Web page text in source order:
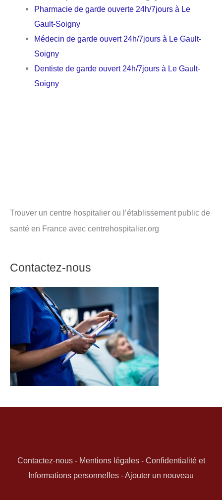
Pharmacie de garde ouverte 24h/7jours à Le
Gault-Soigny
Médecin de garde ouvert 24h/7jours à Le Gault-
Soigny
Dentiste de garde ouvert 24h/7jours à Le Gault-
Soigny
Trouver un centre hospitalier ou l’établissement public de
santé en France avec centrehospitalier.org
Contactez-nous
Contactez-nous- Mentions légales- Confidentialité et
Informations personnelles -Ajouter un nouveau